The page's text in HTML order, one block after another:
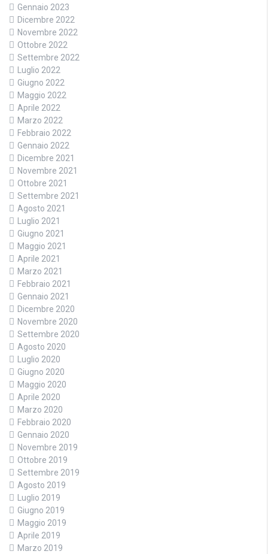
Gennaio 2023
Dicembre 2022
Novembre 2022
Ottobre 2022
Settembre 2022
Luglio 2022
Giugno 2022
Maggio 2022
Aprile 2022
Marzo 2022
Febbraio 2022
Gennaio 2022
Dicembre 2021
Novembre 2021
Ottobre 2021
Settembre 2021
Agosto 2021
Luglio 2021
Giugno 2021
Maggio 2021
Aprile 2021
Marzo 2021
Febbraio 2021
Gennaio 2021
Dicembre 2020
Novembre 2020
Settembre 2020
Agosto 2020
Luglio 2020
Giugno 2020
Maggio 2020
Aprile 2020
Marzo 2020
Febbraio 2020
Gennaio 2020
Novembre 2019
Ottobre 2019
Settembre 2019
Agosto 2019
Luglio 2019
Giugno 2019
Maggio 2019
Aprile 2019
Marzo 2019